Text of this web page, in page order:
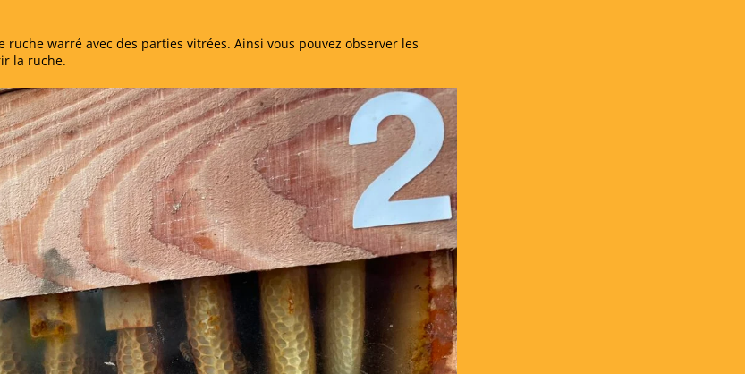
ruche warré avec des parties vitrées. Ainsi vous pouvez observer les
la ruche.